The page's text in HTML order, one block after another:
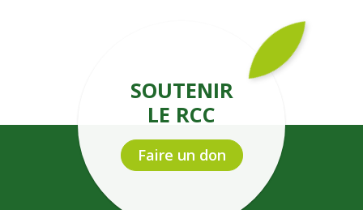
SOUTENIR
LE RCC
Faire un don